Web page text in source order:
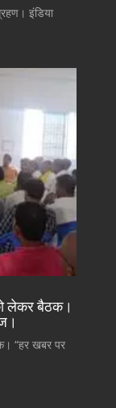
इंडिया
लेकर बैठक।
“हर खबर पर